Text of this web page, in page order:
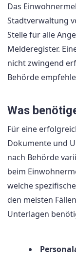
Das
Stadtverwaltung
Stelle für alle
Melderegister.
nicht zwingend
Behörde
Was
Für eine
Dokumente und
nach Behörde
beim
welche
den meisten
Unterlagen